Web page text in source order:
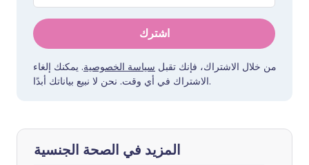
اشترك
من خلال الاشتراك، فإنك تقبل سياسة الخصوصية. يمكنك إلغاء
الاشتراك في أي وقت. نحن لا نبيع بياناتك أبدًا.
المزيد في الصحة الجنسية